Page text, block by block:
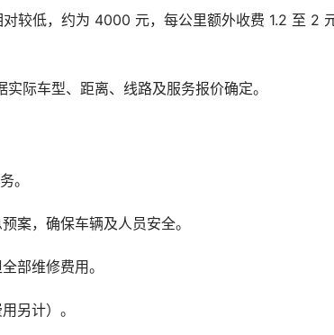
较低，约为 4000 元，每公里额外收费 1.2 至 2
际车型、距离、线路及服务报价确定。
。
案，确保车辆及人员安全。
部维修费用。
另计）。